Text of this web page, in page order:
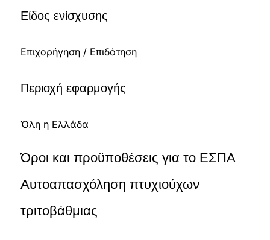
Είδος ενίσχυσης
Επιχορήγηση / Επιδότηση
Περιοχή εφαρμογής
Όλη η Ελλάδα
Όροι και προϋποθέσεις για το ΕΣΠΑ
Αυτοαπασχόληση πτυχιούχων
τριτοβάθμιας